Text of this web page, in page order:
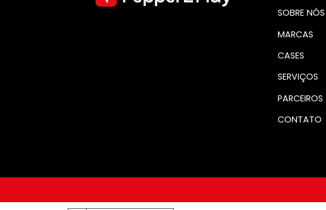
SOBRE NÓS
MARCAS
CASES
SERVIÇOS
PARCEIROS
CONTATO